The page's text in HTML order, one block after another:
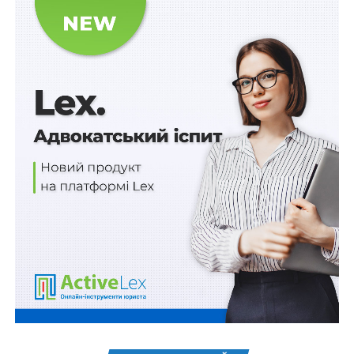
4) ухваленням рішення щодо запровадження нового
продукту або значних змін у діяльності банку, що
матимуть вплив на організацію інформаційної
5) ухваленням рішення щодо передачі на аутсорсинг
функцій із забезпечення інформаційної безпеки/
кіберзахисту банку або зміни постачальника таких
послуг.
Банк здійснює таке інформування шляхом подання
повідомлення засобами системи електронної пошти
Національного банку за формою згідно здодатком 1
до цього Положення протягом п’яти робочих днів із
дня запровадження таких змін.
Положення про організацію